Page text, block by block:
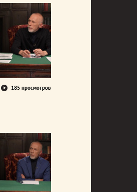
185 просмотров